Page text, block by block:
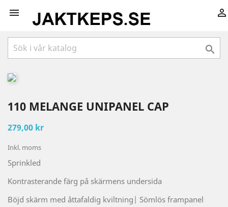
 

110 MELANGE UNIPANEL CAP
279,00 kr
Inkl. moms
Sprinkled
Kontrasterande färg på skärmens undersida
Böjd skärm med åttafaldig kviltning| Sömlös frampanel